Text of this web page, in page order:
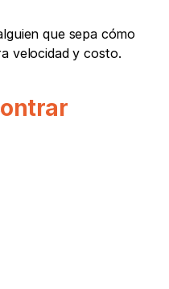
velocidad y costo.